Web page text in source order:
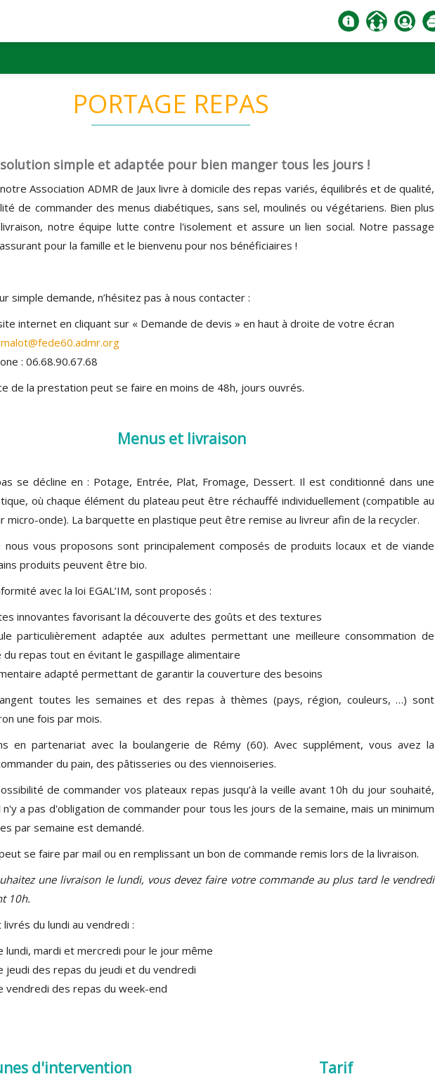
PORTAGE REPAS
simple et adaptée pour bien manger tous les jours !
Association ADMR de Jaux livre à domicile des repas variés, équilibrés et de qualité,
de commander des menus diabétiques, sans sel, moulinés ou végétariens. Bien plus
notre équipe lutte contre l'isolement et assure un lien social. Notre passage
pour la famille et le bienvenu pour nos bénéficiaires !
simple demande, n’hésitez pas à nous contacter :
internet en cliquant sur « Demande de devis » en haut à droite de votre écran
: 06.68.90.67.68
de la prestation peut se faire en moins de 48h, jours ouvrés.
Menus et livraison
se décline en : Potage, Entrée, Plat, Fromage, Dessert. Il est conditionné dans une
où chaque élément du plateau peut être réchauffé individuellement (compatible au
micro-onde). La barquette en plastique peut être remise au livreur afin de la recycler.
nous vous proposons sont principalement composés de produits locaux et de viande
produits peuvent être bio.
avec la loi EGAL’IM, sont proposés :
innovantes favorisant la découverte des goûts et des textures
particulièrement adaptée aux adultes permettant une meilleure consommation de
du repas tout en évitant le gaspillage alimentaire
adapté permettant de garantir la couverture des besoins
toutes les semaines et des repas à thèmes (pays, région, couleurs, …) sont
une fois par mois.
en partenariat avec la boulangerie de Rémy (60). Avec supplément, vous avez la
du pain, des pâtisseries ou des viennoiseries.
de commander vos plateaux repas jusqu’à la veille avant 10h du jour souhaité,
a pas d'obligation de commander pour tous les jours de la semaine, mais un minimum
par semaine est demandé.
se faire par mail ou en remplissant un bon de commande remis lors de la livraison.
une livraison le lundi, vous devez faire votre commande au plus tard le vendredi
10h.
du lundi au vendredi :
lundi, mardi et mercredi pour le jour même
jeudi des repas du jeudi et du vendredi
vendredi des repas du week-end
d'intervention Tarif